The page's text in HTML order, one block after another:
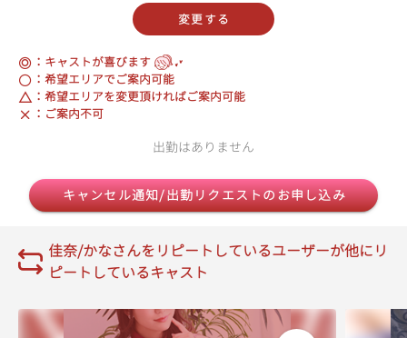
変更する
：キャストが喜びます
：希望エリアでご案内可能
：希望エリアを変更頂ければご案内可能
：ご案内不可
出勤はありません
キャンセル通知/出勤リクエストのお申し込み
佳奈/かなさんをリピートしているユーザーが他にリ
ピートしているキャスト